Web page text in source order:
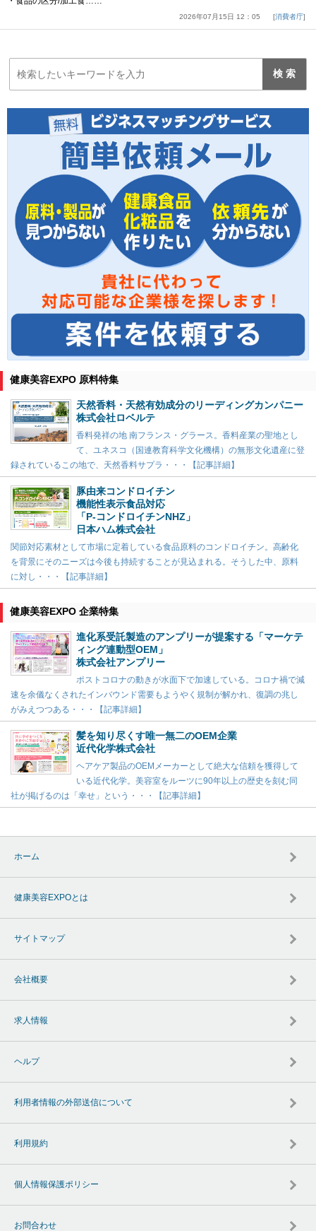
2026年07月15日 12：05 消費者庁
健康美容EXPO 原料特集
天然香料・天然有効成分のリーディングカンパニー
株式会社ロベルテ
香料発祥の地 南フランス・グラース。香料産業の聖地とし
て、ユネスコ（国連教育科学文化機構）の無形文化遺産に登
録されているこの地で、天然香料サプラ・・・【記事詳細】
豚由来コンドロイチン
機能性表示食品対応
「P-コンドロイチンNHZ」
日本ハム株式会社
関節対応素材として市場に定着している食品原料のコンドロイチン。高齢化
を背景にそのニーズは今後も持続することが見込まれる。そうした中、原料
に対し・・・【記事詳細】
健康美容EXPO 企業特集
進化系受託製造のアンプリーが提案する「マーケテ
ィング連動型OEM」
株式会社アンプリー
ポストコロナの動きが水面下で加速している。コロナ禍で減
速を余儀なくされたインバウンド需要もようやく規制が解かれ、復調の兆し
がみえつつある・・・【記事詳細】
髪を知り尽くす唯一無二のOEM企業
近代化学株式会社
ヘアケア製品のOEMメーカーとして絶大な信頼を獲得して
いる近代化学。美容室をルーツに90年以上の歴史を刻む同
社が掲げるのは「幸せ」という・・・【記事詳細】
ホーム
健康美容EXPOとは
サイトマップ
会社概要
求人情報
ヘルプ
利用者情報の外部送信について
利用規約
個人情報保護ポリシー
お問合わせ